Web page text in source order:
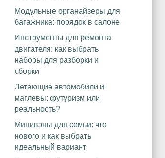
Модульные органайзеры для
багажника: порядок в салоне
Инструменты для ремонта
двигателя: как выбрать
наборы для разборки и
сборки
Летающие автомобили и
маглевы: футуризм или
реальность?
Минивэны для семьи: что
нового и как выбрать
идеальный вариант